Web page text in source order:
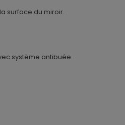
surface du miroir.
système antibuée.